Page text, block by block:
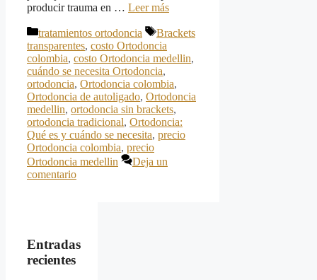
producir trauma en … Leer más
Categorías
tratamientos ortodoncia Etiquetas
Brackets
transparentes, costo Ortodoncia
colombia, costo Ortodoncia medellin,
cuándo se necesita Ortodoncia,
ortodoncia, Ortodoncia colombia,
Ortodoncia de autoligado, Ortodoncia
medellin, ortodoncia sin brackets,
ortodoncia tradicional, Ortodoncia:
Qué es y cuándo se necesita, precio
Ortodoncia colombia, precio
Ortodoncia medellin
Deja un
comentario
Entradas
recientes